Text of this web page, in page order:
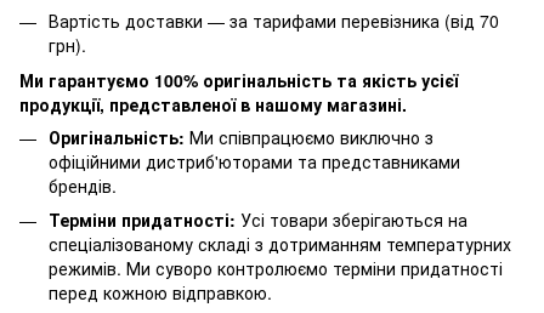
Вартість доставки — за тарифами перевізника (від 70
грн).
Ми гарантуємо 100% оригінальність та якість усієї
продукції, представленої в нашому магазині.
Оригінальність: Ми співпрацюємо виключно з
офіційними дистриб'юторами та представниками
брендів.
Терміни придатності: Усі товари зберігаються на
спеціалізованому складі з дотриманням температурних
режимів. Ми суворо контролюємо терміни придатності
перед кожною відправкою.